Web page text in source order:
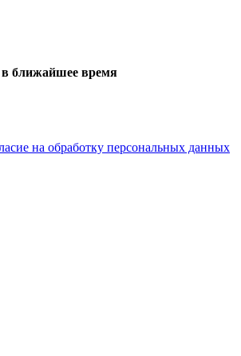
в ближайшее время
на обработку персональных данных